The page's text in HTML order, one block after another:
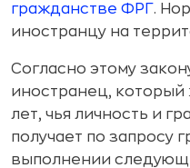
гражданстве ФРГ.
иностранцу на
Согласно этому
иностранец,
лет, чья личность и
получает по запросу
выполнении